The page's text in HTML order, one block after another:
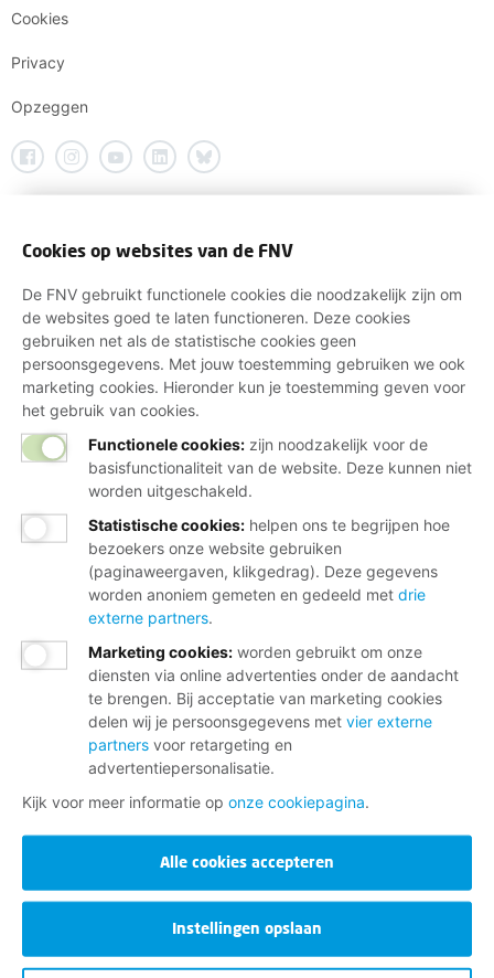
Cookies
Privacy
Opzeggen
Cookies op websites van de FNV
De FNV gebruikt functionele cookies die noodzakelijk zijn om
de websites goed te laten functioneren. Deze cookies
gebruiken net als de statistische cookies geen
persoonsgegevens. Met jouw toestemming gebruiken we ook
marketing cookies. Hieronder kun je toestemming geven voor
het gebruik van cookies.
Functionele cookies: zijn noodzakelijk voor de
basisfunctionaliteit van de website. Deze kunnen niet
worden uitgeschakeld.
Statistische cookies: helpen ons te begrijpen hoe
bezoekers onze website gebruiken
(paginaweergaven, klikgedrag). Deze gegevens
worden anoniem gemeten en gedeeld met drie
externe partners.
Marketing cookies: worden gebruikt om onze
diensten via online advertenties onder de aandacht
te brengen. Bij acceptatie van marketing cookies
delen wij je persoonsgegevens met vier externe
partners voor retargeting en
advertentiepersonalisatie.
Kijk voor meer informatie op onze cookiepagina.
Alle cookies accepteren
Instellingen opslaan